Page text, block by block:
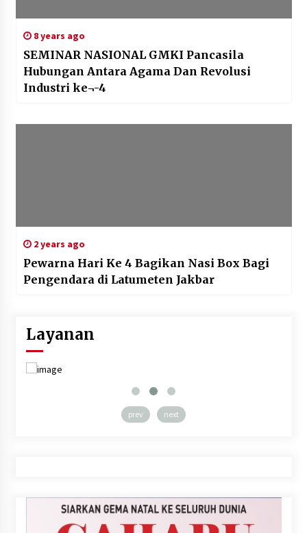
8 years ago
SEMINAR NASIONAL GMKI Pancasila
Hubungan Antara Agama Dan Revolusi
Industri ke¬-4
2 years ago
Pewarna Hari Ke 4 Bagikan Nasi Box Bagi
Pengendara di Latumeten Jakbar
Layanan
prev next